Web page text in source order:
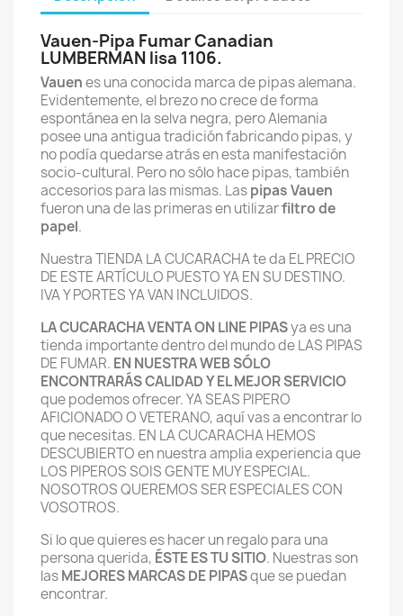
Vauen-Pipa Fumar Canadian
LUMBERMAN lisa 1106.
Vauenes una conocida marca de pipas alemana.
Evidentemente, el brezo no crece de forma
espontánea en la selva negra, pero Alemania
posee una antigua tradición fabricando pipas, y
no podía quedarse atrás en esta manifestación
socio-cultural. Pero no sólo hace pipas, también
accesorios para las mismas. Laspipas Vauen
fueron una de las primeras en utilizarfiltro de
papel.
Nuestra TIENDA LA CUCARACHA te da EL PRECIO
DE ESTE ARTÍCULO PUESTO YA EN SU DESTINO.
IVA Y PORTES YA VAN INCLUIDOS.
LA CUCARACHA VENTA ON LINE PIPASya es una
tienda importante dentro del mundo de LAS PIPAS
DE FUMAR. EN NUESTRA WEB SÓLO
ENCONTRARÁS CALIDAD Y EL MEJOR SERVICIO
que podemos ofrecer. YA SEAS PIPERO
AFICIONADO O VETERANO, aquí vas a encontrar lo
que necesitas. EN LA CUCARACHA HEMOS
DESCUBIERTO en nuestra amplia experiencia que
LOS PIPEROS SOIS GENTE MUY ESPECIAL.
NOSOTROS QUEREMOS SER ESPECIALES CON
VOSOTROS.
Si lo que quieres es hacer un regalo para una
persona querida, ÉSTE ES TU SITIO. Nuestras son
lasMEJORES MARCAS DE PIPASque se puedan
encontrar.